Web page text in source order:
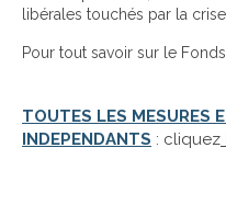
libérales touchés par la
Pour tout savoir sur le
TOUTES LES MESURES
INDEPENDANTS : cliquez